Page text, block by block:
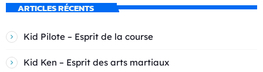
ARTICLES RÉCENTS
Kid Pilote – Esprit de la course
Kid Ken – Esprit des arts martiaux